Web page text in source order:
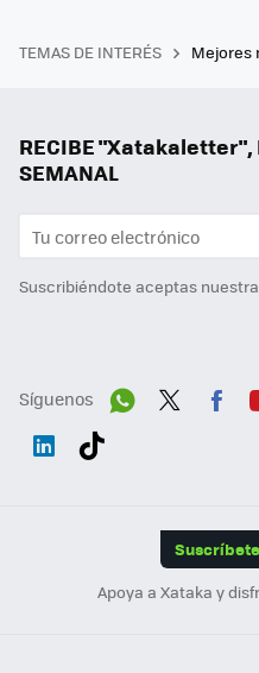
TEMAS DE INTERÉS Mejores
RECIBE "Xatakaletter",
SEMANAL
Suscribiéndote aceptas nuestra
Síguenos
Apoya a Xataka y